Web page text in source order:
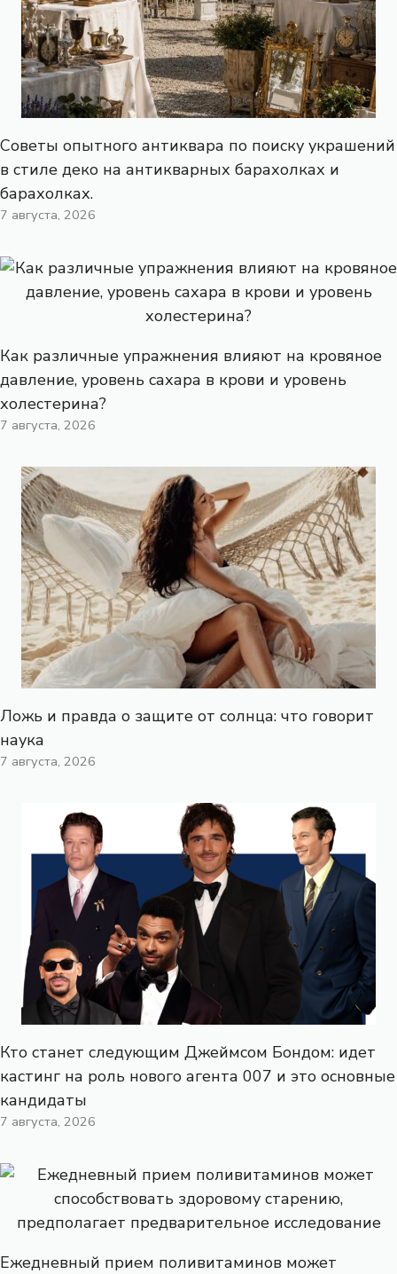
Советы опытного антиквара по поиску украшений
в стиле деко на антикварных барахолках и
барахолках.
7 августа, 2026
Как различные упражнения влияют на кровяное
давление, уровень сахара в крови и уровень
холестерина?
7 августа, 2026
Ложь и правда о защите от солнца: что говорит
наука
7 августа, 2026
Кто станет следующим Джеймсом Бондом: идет
кастинг на роль нового агента 007 и это основные
кандидаты
7 августа, 2026
Ежедневный прием поливитаминов может